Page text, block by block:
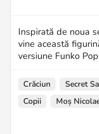
Inspirată de noua
vine această
versiune Funko
Crăciun Secret
Copii
Moș